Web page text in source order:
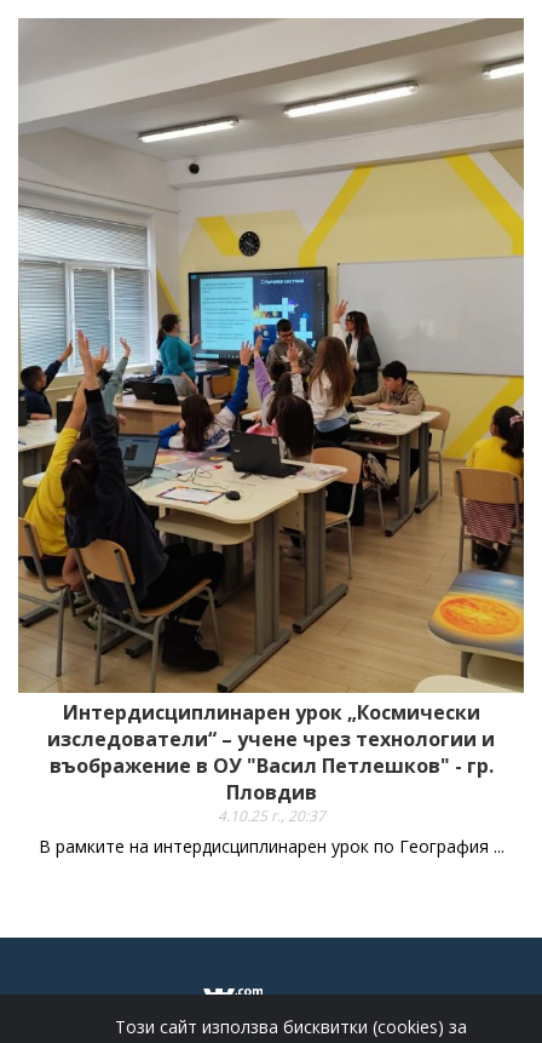
Интердисциплинарен урок „Космически
изследователи“ – учене чрез технологии и
въображение в ОУ "Васил Петлешков" - гр.
Пловдив
4.10.25 г., 20:37
В рамките на интердисциплинарен урок по География ...
Този сайт използва бисквитки (cookies) за